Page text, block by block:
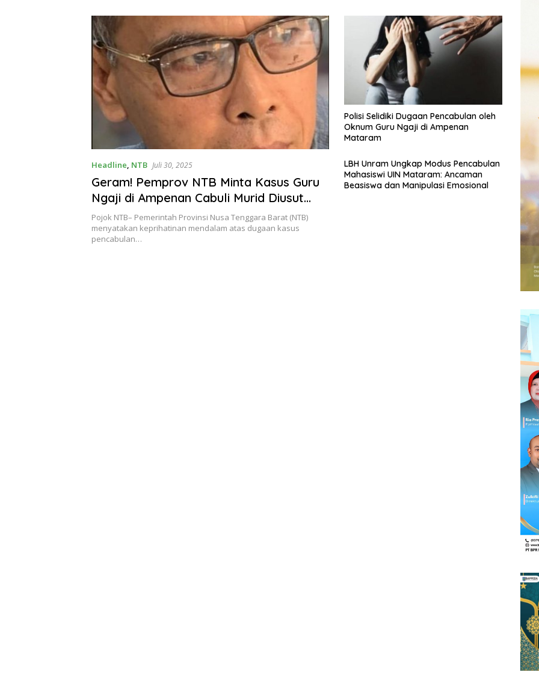
Headline, NTB Juli 30, 2025
Geram! Pemprov NTB Minta Kasus Guru
Ngaji di Ampenan Cabuli Murid Diusut
Tuntas
Pojok NTB– Pemerintah Provinsi Nusa Tenggara Barat (NTB)
menyatakan keprihatinan mendalam atas dugaan kasus
pencabulan…
Polisi Selidiki Dugaan Pencabulan oleh
Oknum Guru Ngaji di Ampenan
Mataram
LBH Unram Ungkap Modus Pencabulan
Mahasiswi UIN Mataram: Ancaman
Beasiswa dan Manipulasi Emosional